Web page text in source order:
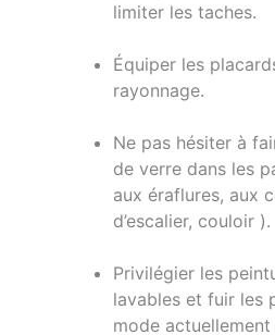
limiter les taches.
Équiper les
rayonnage.
Ne pas hésiter à
de verre dans les
aux éraflures, aux
d’escalier, couloir ).
Privilégier les
lavables et fuir les
mode